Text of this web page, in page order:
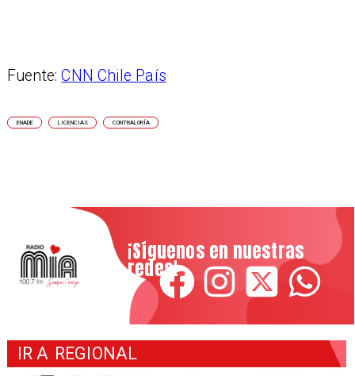
Fuente:CNN Chile País
ENADE LICENCIAS CONTRALORÍA
¡Síguenos en nuestras
redes!
IR A REGIONAL